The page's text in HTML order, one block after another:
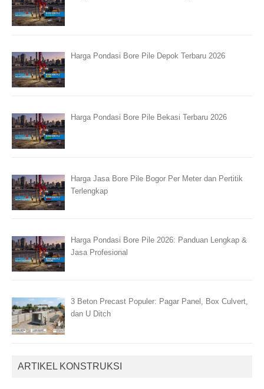
Harga Pondasi Bore Pile Depok Terbaru 2026
Harga Pondasi Bore Pile Bekasi Terbaru 2026
Harga Jasa Bore Pile Bogor Per Meter dan Pertitik
Terlengkap
Harga Pondasi Bore Pile 2026: Panduan Lengkap &
Jasa Profesional
3 Beton Precast Populer: Pagar Panel, Box Culvert,
dan U Ditch
ARTIKEL KONSTRUKSI